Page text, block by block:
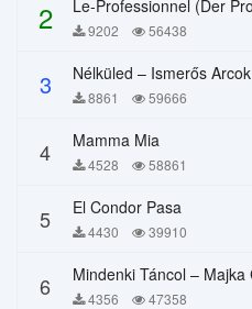
2 9202 56438
3 Nélküled – Ismerős Arcok
8861 59666
4 Mamma Mia
4528 58861
5 El Condor Pasa
4430 39910
6 4356 47358